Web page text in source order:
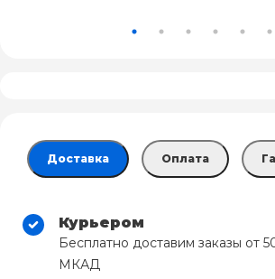
Доставка Оплата
Курьером
Бесплатно доставим заказы от
МКАД